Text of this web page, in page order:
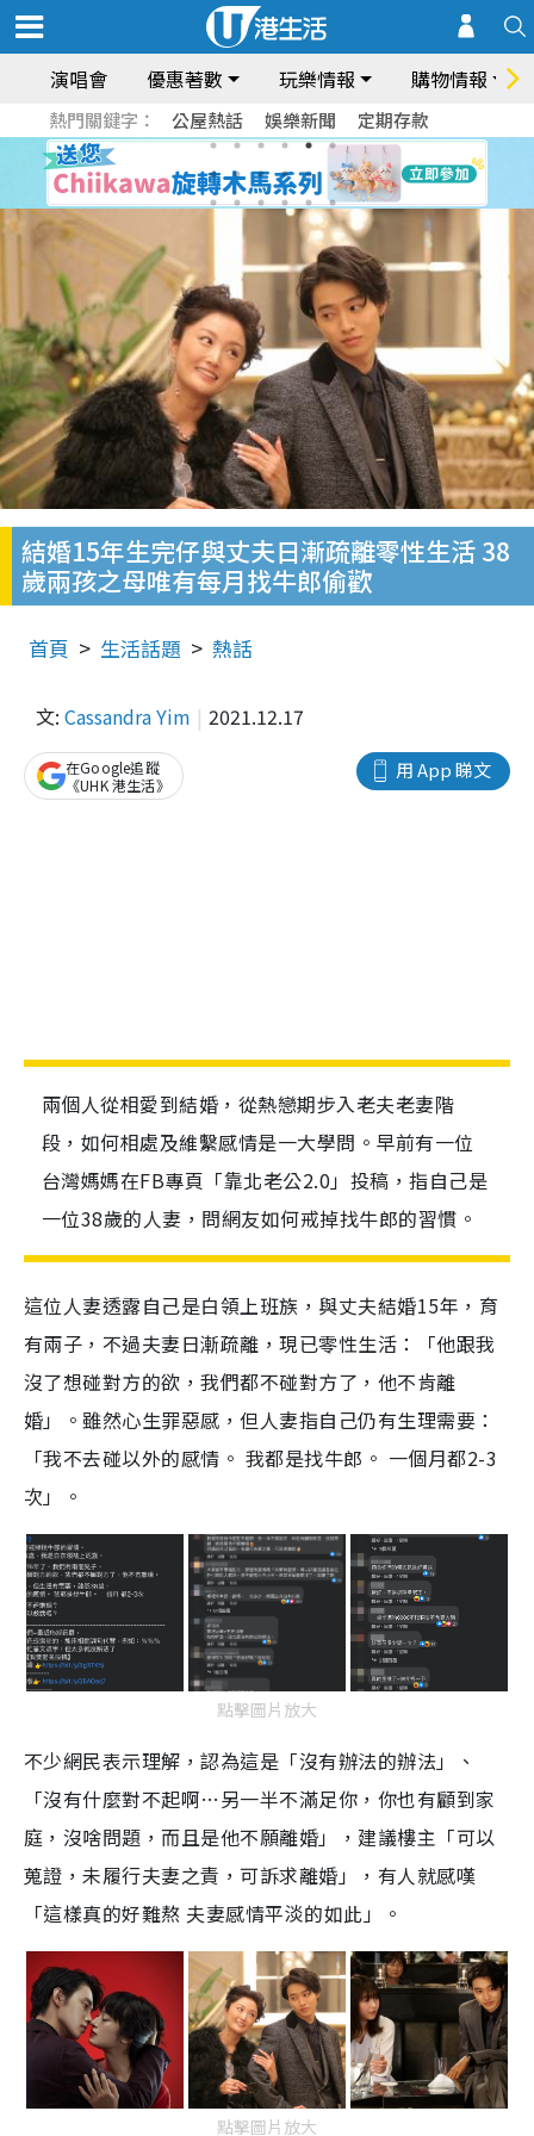
演唱會 優惠著數 玩樂情報 購物情報
熱門關鍵字： 公屋熱話 娛樂新聞 定期存款
結婚15年生完仔與丈夫日漸疏離零性生活 38
歲兩孩之母唯有每月找牛郎偷歡
首頁 生活話題 熱話
文: Cassandra Yim 2021.12.17
用 App 睇文
在Google追蹤
《UHK 港生活》
兩個人從相愛到結婚，從熱戀期步入老夫老妻階
段，如何相處及維繫感情是一大學問。早前有一位
台灣媽媽在FB專頁「靠北老公2.0」投稿，指自己是
一位38歲的人妻，問網友如何戒掉找牛郎的習慣。
這位人妻透露自己是白領上班族，與丈夫結婚15年，育
有兩子，不過夫妻日漸疏離，現已零性生活：「他跟我
沒了想碰對方的欲，我們都不碰對方了，他不肯離
婚」。雖然心生罪惡感，但人妻指自己仍有生理需要：
「我不去碰以外的感情。 我都是找牛郎。 一個月都2-3
次」。
點擊圖片放大
不少網民表示理解，認為這是「沒有辦法的辦法」、
「沒有什麼對不起啊…另一半不滿足你，你也有顧到家
庭，沒啥問題，而且是他不願離婚」，建議樓主「可以
蒐證，未履行夫妻之責，可訴求離婚」，有人就感嘆
「這樣真的好難熬 夫妻感情平淡的如此」。
點擊圖片放大